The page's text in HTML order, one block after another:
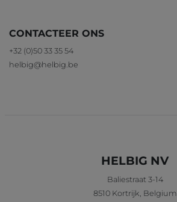
CONTACTEER ONS
+32 (0)50 33 35 54
helbig@helbig.be
HELBIG NV
Baliestraat 3-14
8510 Kortrijk, Belgium